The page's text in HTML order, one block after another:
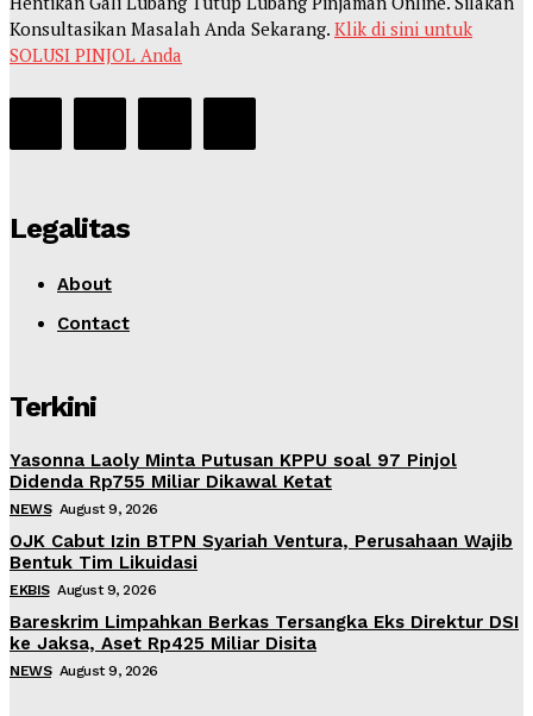
Konsultasikan Masalah Anda Sekarang. Klik di sini untuk
SOLUSI PINJOL Anda
Legalitas
About
Contact
Terkini
Yasonna Laoly Minta Putusan KPPU soal 97 Pinjol
Didenda Rp755 Miliar Dikawal Ketat
NEWS August 9, 2026
OJK Cabut Izin BTPN Syariah Ventura, Perusahaan Wajib
Bentuk Tim Likuidasi
EKBIS August 9, 2026
Bareskrim Limpahkan Berkas Tersangka Eks Direktur DSI
ke Jaksa, Aset Rp425 Miliar Disita
NEWS August 9, 2026